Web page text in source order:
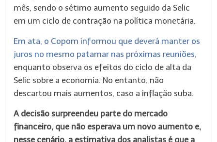
mês, sendo o sétimo aumento seguido da Selic
em um ciclo de contração na política monetária.
Em ata, o Copom informou que deverá manter os
juros no mesmo patamar nas próximas reuniões,
enquanto observa os efeitos do ciclo de alta da
Selic sobre a economia. No entanto, não
descartou mais aumentos, caso a inflação suba.
A decisão surpreendeu parte do mercado
financeiro, que não esperava um novo aumento e,
nesse cenário, a estimativa dos analistas é que a